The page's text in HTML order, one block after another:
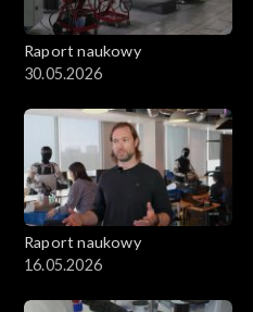
Raport naukowy
30.05.2026
Raport naukowy
16.05.2026